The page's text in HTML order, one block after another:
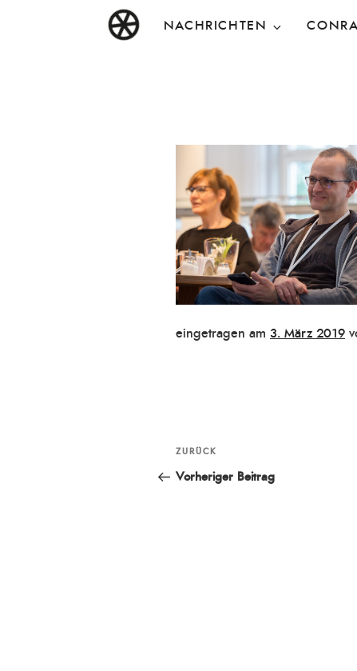
DAS RAD
Christen in künstlerischen Berufen
NACHRICHTEN
eingetragen am Veröffentlicht
3. März 2019
Beitragsnavigation
Vorheriger
Beitrag
ZURÜCK
Vorheriger Beitrag